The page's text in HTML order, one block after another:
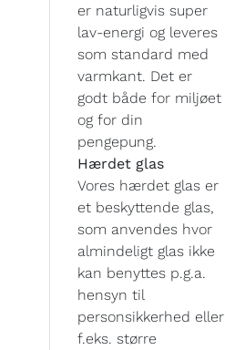
er naturligvis super
lav-energi og leveres
som standard med
varmkant. Det er
godt både for miljøet
og for din
pengepung.
Hærdet glas
Vores hærdet glas er
et beskyttende glas,
som anvendes hvor
almindeligt glas ikke
kan benyttes p.g.a.
hensyn til
personsikkerhed eller
f.eks. større